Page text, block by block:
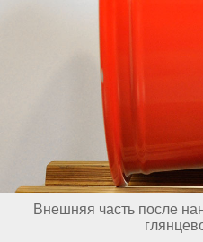
Внешняя часть после